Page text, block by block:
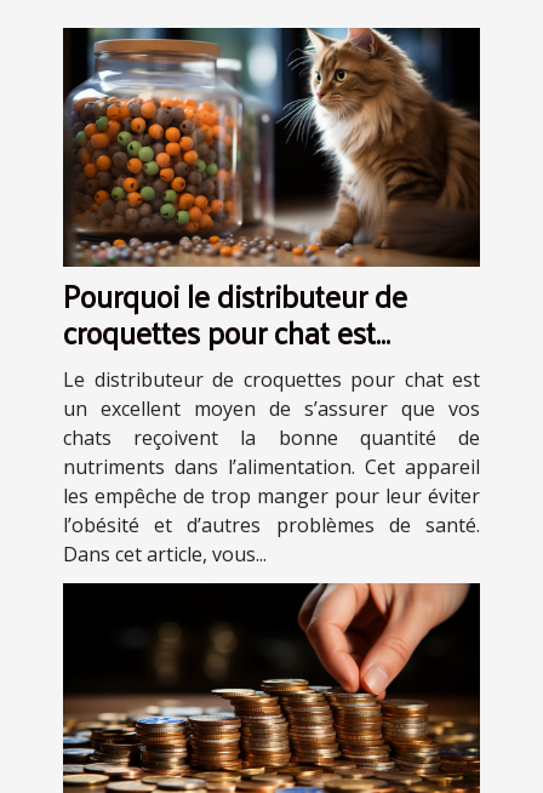
Pourquoi le distributeur de
croquettes pour chat est
indispensable?
Le distributeur de croquettes pour chat est
un excellent moyen de s’assurer que vos
chats reçoivent la bonne quantité de
nutriments dans l’alimentation. Cet appareil
les empêche de trop manger pour leur éviter
l’obésité et d’autres problèmes de santé.
Dans cet article, vous...